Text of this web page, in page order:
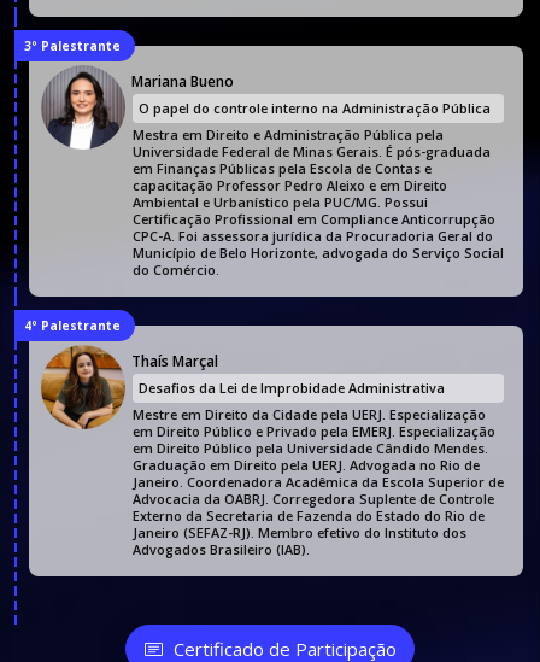
3º Palestrante
Mariana Bueno
O papel do controle interno na Administração Pública
Mestra em Direito e Administração Pública pela
Universidade Federal de Minas Gerais. É pós-graduada
em Finanças Públicas pela Escola de Contas e
capacitação Professor Pedro Aleixo e em Direito
Ambiental e Urbanístico pela PUC/MG. Possui
Certificação Profissional em Compliance Anticorrupção
CPC-A. Foi assessora jurídica da Procuradoria Geral do
Município de Belo Horizonte, advogada do Serviço Social
do Comércio.
4º Palestrante
Thaís Marçal
Desafios da Lei de Improbidade Administrativa
Mestre em Direito da Cidade pela UERJ. Especialização
em Direito Público e Privado pela EMERJ. Especialização
em Direito Público pela Universidade Cândido Mendes.
Graduação em Direito pela UERJ. Advogada no Rio de
Janeiro. Coordenadora Acadêmica da Escola Superior de
Advocacia da OABRJ. Corregedora Suplente de Controle
Externo da Secretaria de Fazenda do Estado do Rio de
Janeiro (SEFAZ-RJ). Membro efetivo do Instituto dos
Advogados Brasileiro (IAB).
Certificado de Participação